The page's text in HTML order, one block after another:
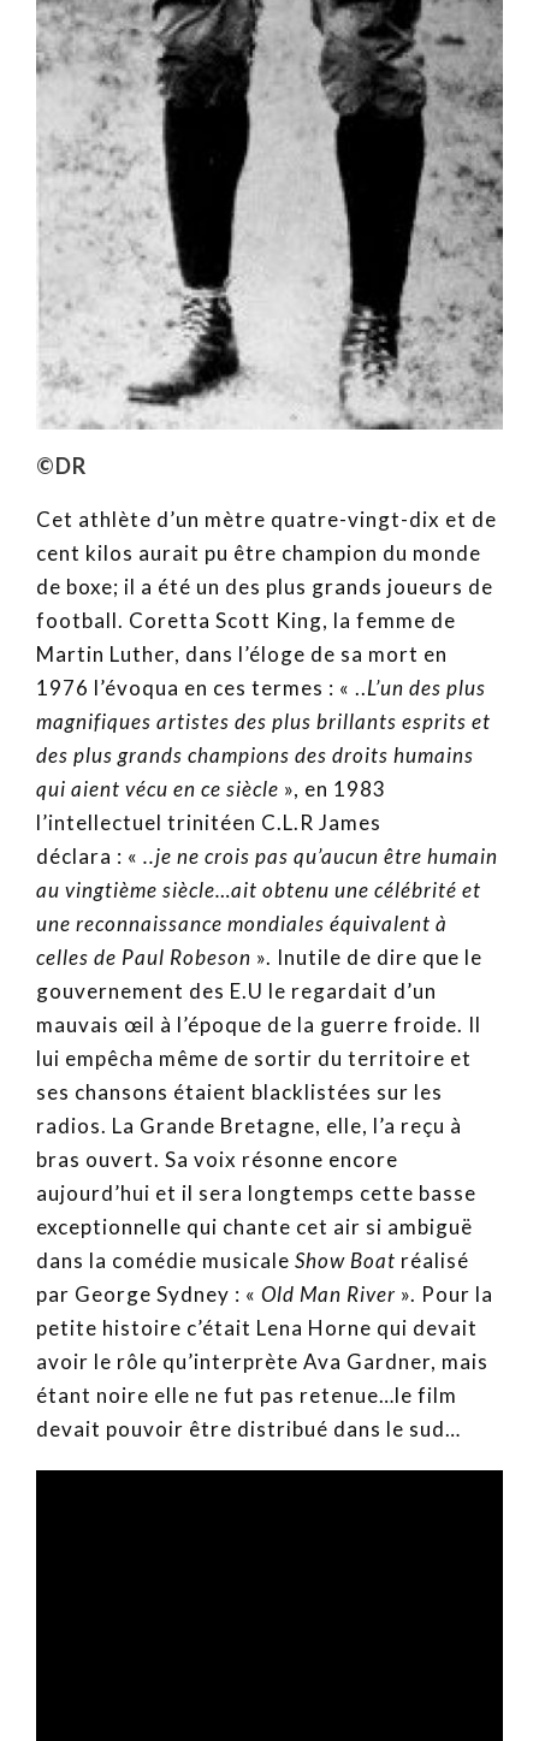
©DR
Cet athlète d’un mètre quatre-vingt-dix et de
cent kilos aurait pu être champion du monde
de boxe; il a été un des plus grands joueurs de
football. Coretta Scott King, la femme de
Martin Luther, dans l’éloge de sa mort en
1976 l’évoqua en ces termes : « ..L’un des plus
magnifiques artistes des plus brillants esprits et
des plus grands champions des droits humains
qui aient vécu en ce siècle », en 1983
l’intellectuel trinitéen C.L.R James
déclara : « ..je ne crois pas qu’aucun être humain
au vingtième siècle…ait obtenu une célébrité et
une reconnaissance mondiales équivalent à
celles de Paul Robeson ». Inutile de dire que le
gouvernement des E.U le regardait d’un
mauvais œil à l’époque de la guerre froide. Il
lui empêcha même de sortir du territoire et
ses chansons étaient blacklistées sur les
radios. La Grande Bretagne, elle, l’a reçu à
bras ouvert. Sa voix résonne encore
aujourd’hui et il sera longtemps cette basse
exceptionnelle qui chante cet air si ambiguë
dans la comédie musicale Show Boat réalisé
par George Sydney : « Old Man River ». Pour la
petite histoire c’était Lena Horne qui devait
avoir le rôle qu’interprète Ava Gardner, mais
étant noire elle ne fut pas retenue…le film
devait pouvoir être distribué dans le sud…